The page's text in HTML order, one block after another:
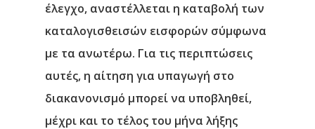
έλεγχο, αναστέλλεται η καταβολή των
καταλογισθεισών εισφορών σύμφωνα
με τα ανωτέρω. Για τις περιπτώσεις
αυτές, η αίτηση για υπαγωγή στο
διακανονισμό μπορεί να υποβληθεί,
μέχρι και το τέλος του μήνα λήξης